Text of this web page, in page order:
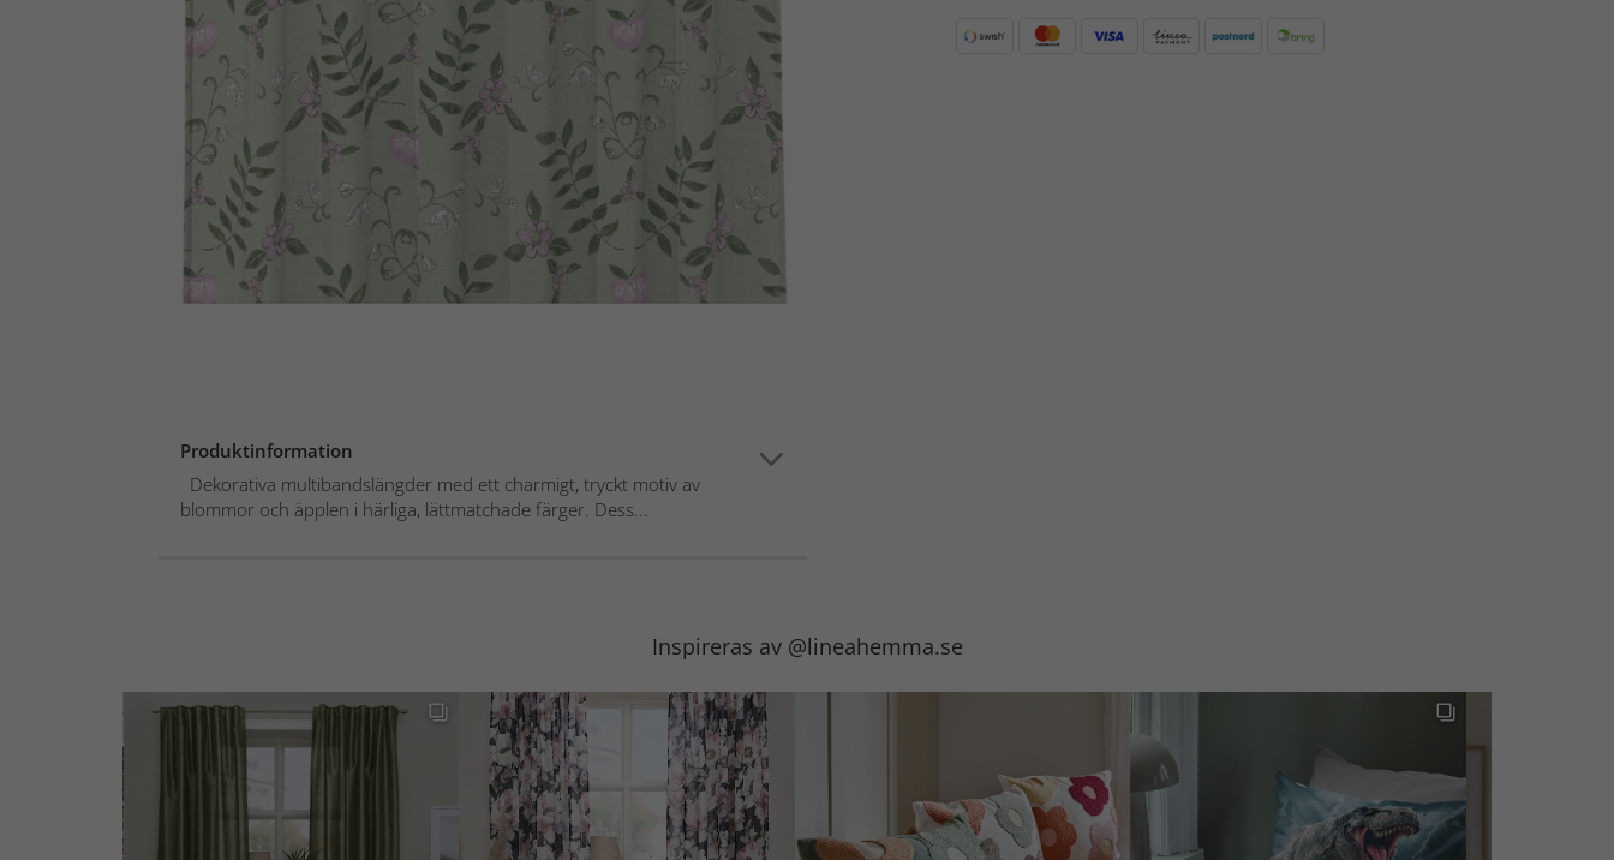
Produktinformation
Dekorativa multibandslängder med ett charmigt, tryckt motiv av
blommor och äpplen i härliga, lättmatchade färger. Dess...
Inspireras av @lineahemma.se